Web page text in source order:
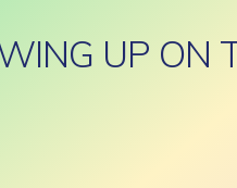
UP ON